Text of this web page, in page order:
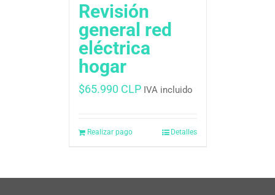
Revisión
general red
eléctrica
hogar
$65.990 CLP IVA incluido
Realizar pago Detalles